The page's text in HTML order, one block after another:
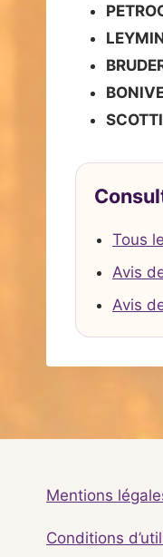
Tous
Avis
Avis
Mentions
Conditions